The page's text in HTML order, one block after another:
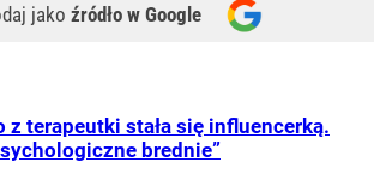
jako źródło w Google
z terapeutki stała się influencerką.
brednie”